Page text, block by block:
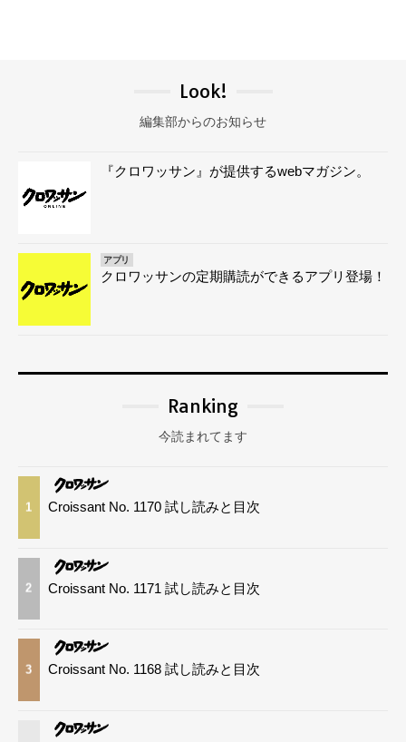
Look!
編集部からのお知らせ
『クロワッサン』が提供するwebマガジン。
アプリ
クロワッサンの定期購読ができるアプリ登場！
Ranking
今読まれてます
1 Croissant No. 1170 試し読みと目次
2 Croissant No. 1171 試し読みと目次
3 Croissant No. 1168 試し読みと目次